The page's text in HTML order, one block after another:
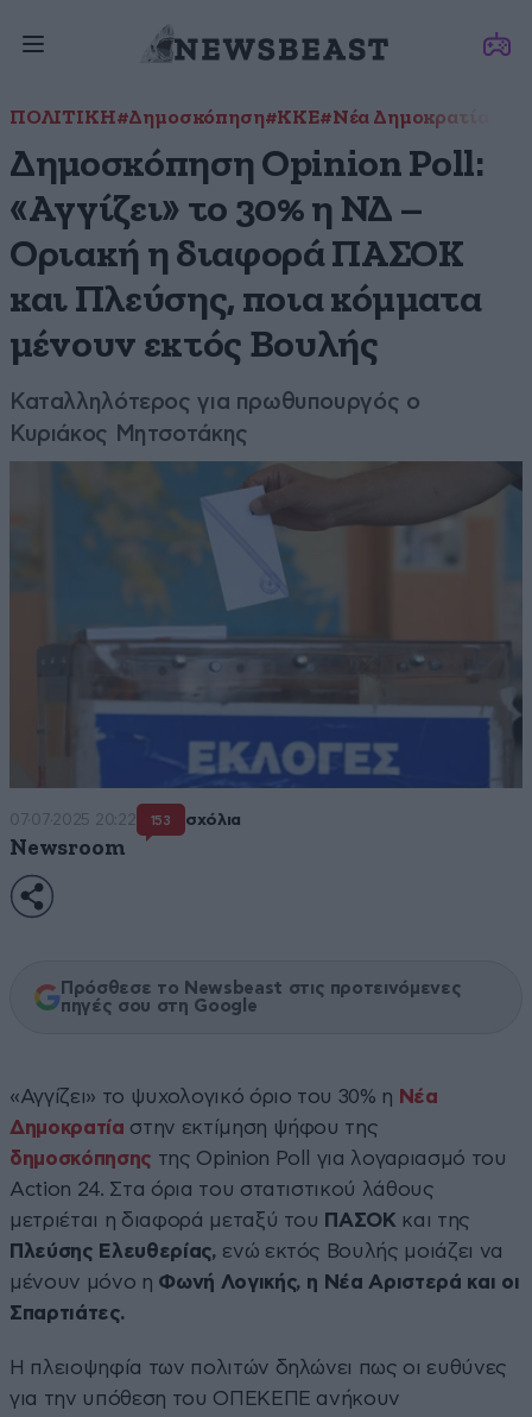
ΠΟΛΙΤΙΚΗ#Δημοσκόπηση#ΚΚΕ#Νέα Δημοκρατία
Δημοσκόπηση Opinion Poll:
«Αγγίζει» το 30% η ΝΔ –
Οριακή η διαφορά ΠΑΣΟΚ
και Πλεύσης, ποια κόμματα
μένουν εκτός Βουλής
Καταλληλότερος για πρωθυπουργός ο
Κυριάκος Μητσοτάκης
07·07·2025 20:22 153 σχόλια
Newsroom
Πρόσθεσε το Newsbeast στις προτεινόμενες
πηγές σου στη Google
«Αγγίζει» το ψυχολογικό όριο του 30% η Νέα
Δημοκρατία στην εκτίμηση ψήφου της
δημοσκόπησης της Opinion Poll για λογαριασμό του
Action 24. Στα όρια του στατιστικού λάθους
μετριέται η διαφορά μεταξύ του ΠΑΣΟΚ και της
Πλεύσης Ελευθερίας, ενώ εκτός Βουλής μοιάζει να
μένουν μόνο η Φωνή Λογικής, η Νέα Αριστερά και οι
Σπαρτιάτες.
Η πλειοψηφία των πολιτών δηλώνει πως οι ευθύνες
για την υπόθεση του ΟΠΕΚΕΠΕ ανήκουν